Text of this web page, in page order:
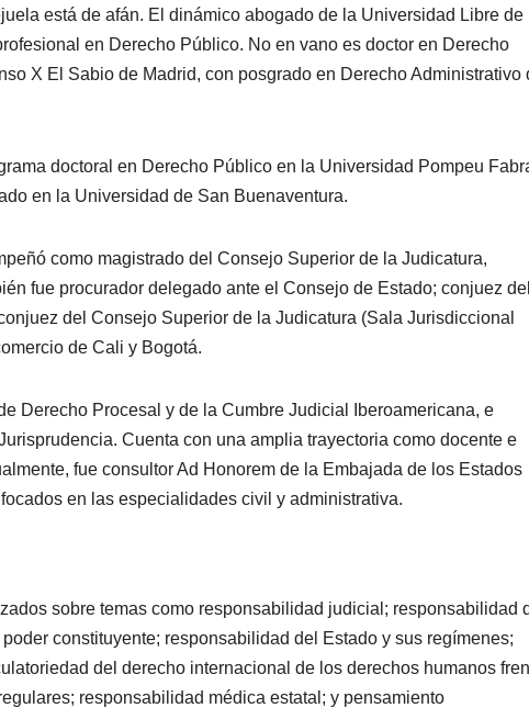
está de afán. El dinámico abogado de la Universidad Libre de
en Derecho Público. No en vano es doctor en Derecho
X El Sabio de Madrid, con posgrado en Derecho Administrativo
doctoral en Derecho Público en la Universidad Pompeu
en la Universidad de San Buenaventura.
como magistrado del Consejo Superior de la Judicatura,
fue procurador delegado ante el Consejo de Estado; conjuez del
del Consejo Superior de la Judicatura (Sala Jurisdiccional
de Cali y Bogotá.
Derecho Procesal y de la Cumbre Judicial Iberoamericana, e
Cuenta con una amplia trayectoria como docente e
fue consultor Ad Honorem de la Embajada de los Estados
en las especialidades civil y administrativa.
sobre temas como responsabilidad judicial; responsabilidad
constituyente; responsabilidad del Estado y sus regímenes;
del derecho internacional de los derechos humanos
responsabilidad médica estatal; y pensamiento